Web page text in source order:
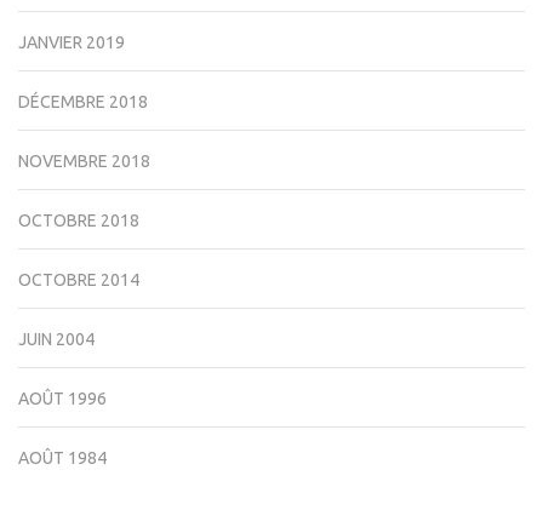
JANVIER 2019
DÉCEMBRE 2018
NOVEMBRE 2018
OCTOBRE 2018
OCTOBRE 2014
JUIN 2004
AOÛT 1996
AOÛT 1984